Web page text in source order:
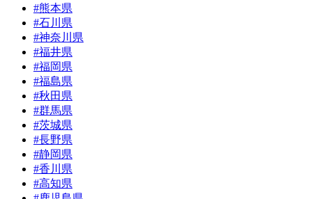
#熊本県
#石川県
#神奈川県
#福井県
#福岡県
#福島県
#秋田県
#群馬県
#茨城県
#長野県
#静岡県
#香川県
#高知県